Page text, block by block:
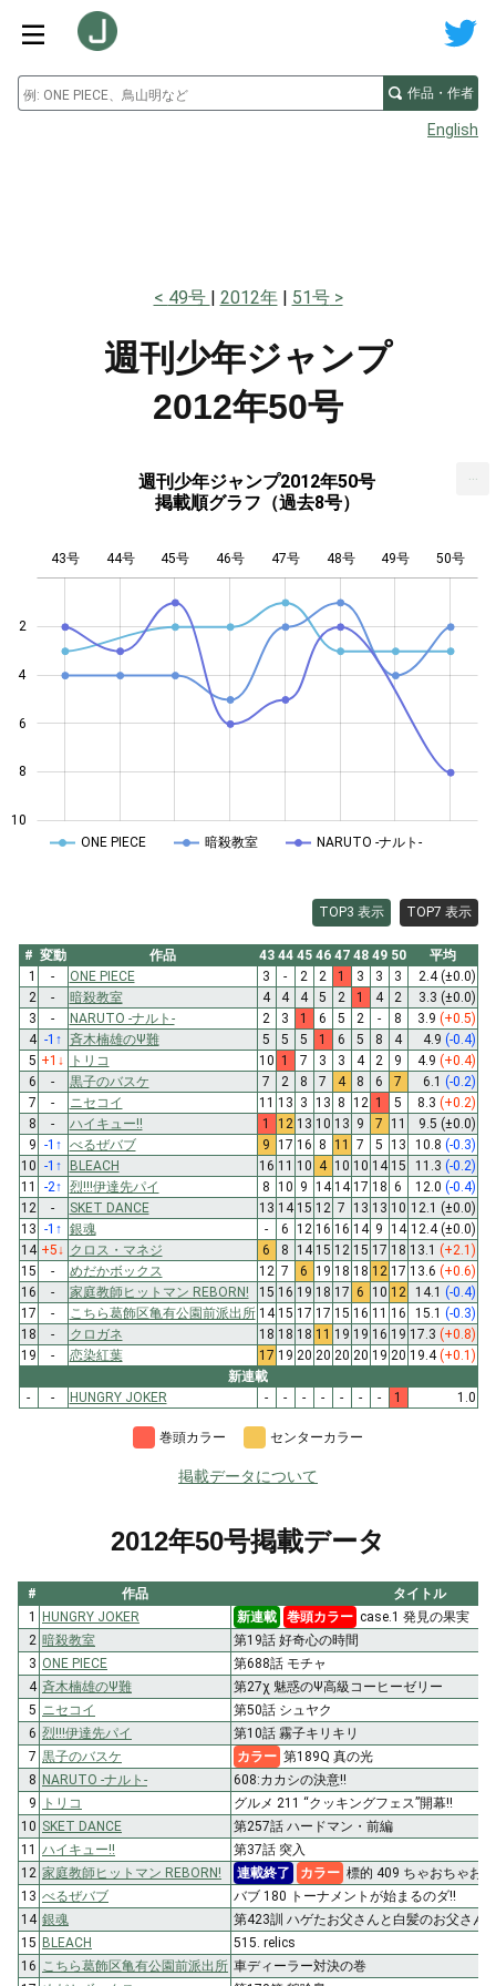
作品・作者
English
49号 2012年 51号
週刊少年ジャンプ
2012年50号
週刊少年ジャンプ2012年50号
掲載順グラフ（過去8号）
2
4
6
8
10
43号 44号 45号 46号 47号 48号 49号 50号
ONE PIECE 暗殺教室 NARUTO -ナルト-
TOP3 表示 TOP7 表示
# 変動 作品 43 44 45 46 47 48 49 50
平均
1
- ONE PIECE 3 - 2 2 1 3 3 3 2.4(±0.0)
2
- 暗殺教室 4 4 4 5 2 1 4 2 3.3 (±0.0)
3
- NARUTO -ナルト- 2 3 1 6 5 2 - 8 3.9 (+0.5)
4 -1 ↑ 斉木楠雄のΨ難 5 5 5 1 6 5 8 4 4.9 (-0.4)
5 +1 ↓ トリコ 10 1 7 3 3 4 2 9 4.9 (+0.4)
6
- 黒子のバスケ 7 2 8 7 4 8 6 7 6.1 (-0.2)
7
- ニセコイ 11 13 3 13 8 12 1 5 8.3 (+0.2)
8
- ハイキュー!! 1 12 13 10 13 9 7 11 9.5 (±0.0)
9 -1 ↑ べるぜバブ 9 17 16 8 11 7 5 13 10.8 (-0.3)
10 -1 ↑ BLEACH 16 11 10 4 10 10 14 15 11.3 (-0.2)
11
-2↑ 烈!!!伊達先パイ 8 10 9 14 14 17 18 6 12.0 (-0.4)
12
- SKET DANCE 13 14 15 12 7 13 13 10 12.1 (±0.0)
13 -1 ↑ 銀魂 - 6 12 16 16 14 9 14 12.4(±0.0)
14 +5↓ クロス・マネジ 6 8 14 15 12 15 17 18 13.1 (+2.1)
15
- めだかボックス 12 7 6 19 18 18 12 17 13.6 (+0.6)
16
- 家庭教師ヒットマン REBORN! 15 16 19 18 17 6 10 12 14.1 (-0.4)
17
- こちら葛飾区亀有公園前派出所 14 15 17 17 15 16 11 16 15.1 (-0.3)
18
- クロガネ 18 18 18 11 19 19 16 19 17.3 (+0.8)
19
- 恋染紅葉 17 19 20 20 20 20 19 20 19.4(+0.1)
新連載
-
- HUNGRY JOKER - - - - - - - 1 1.0
巻頭カラー センターカラー
掲載データについて
2012年50号掲載データ
# 作品
タイトル
1 HUNGRY JOKER 新連載 巻頭カラー case.1 発見の果実
2 暗殺教室
第19話 好奇心の時間
3 ONE PIECE
第688話 モチャ
4 斉木楠雄のΨ難
第27χ 魅惑のΨ高級コーヒーゼリー
5 ニセコイ
第50話 シュヤク
6 烈!!!伊達先パイ
第10話 霧子キリキリ
7 黒子のバスケ カラー 第189Q 真の光
8 NARUTO -ナルト-
608:カカシの決意!!
9
トリコ
グルメ 211 “クッキングフェス”開幕!!
10 SKET DANCE
第257話 ハードマン・前編
11 ハイキュー!!
第37話 突入
12 家庭教師ヒットマン REBORN! 連載終了 カラー 標的 409 ちゃおちゃお!
13 べるぜバブ
バブ 180 トーナメントが始まるのダ!!
14 銀魂
第423訓 ハゲたお父さんと白髪のお父さん
15 BLEACH
515. relics
16
こちら葛飾区亀有公園前派出所 車ディーラー対決の巻